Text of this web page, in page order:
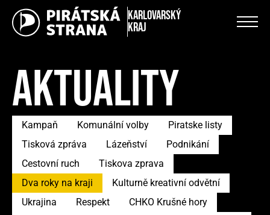
Karlovarský
kraj
AKTUALITY
Kampaň Komunální volby
Piratske listy
Tisková zpráva
Lázeňství
Podnikání
Cestovní ruch
Tiskova zprava
Dva roky na kraji
Kulturně kreativní odvětní
Ukrajina
Respekt
CHKO Krušné hory